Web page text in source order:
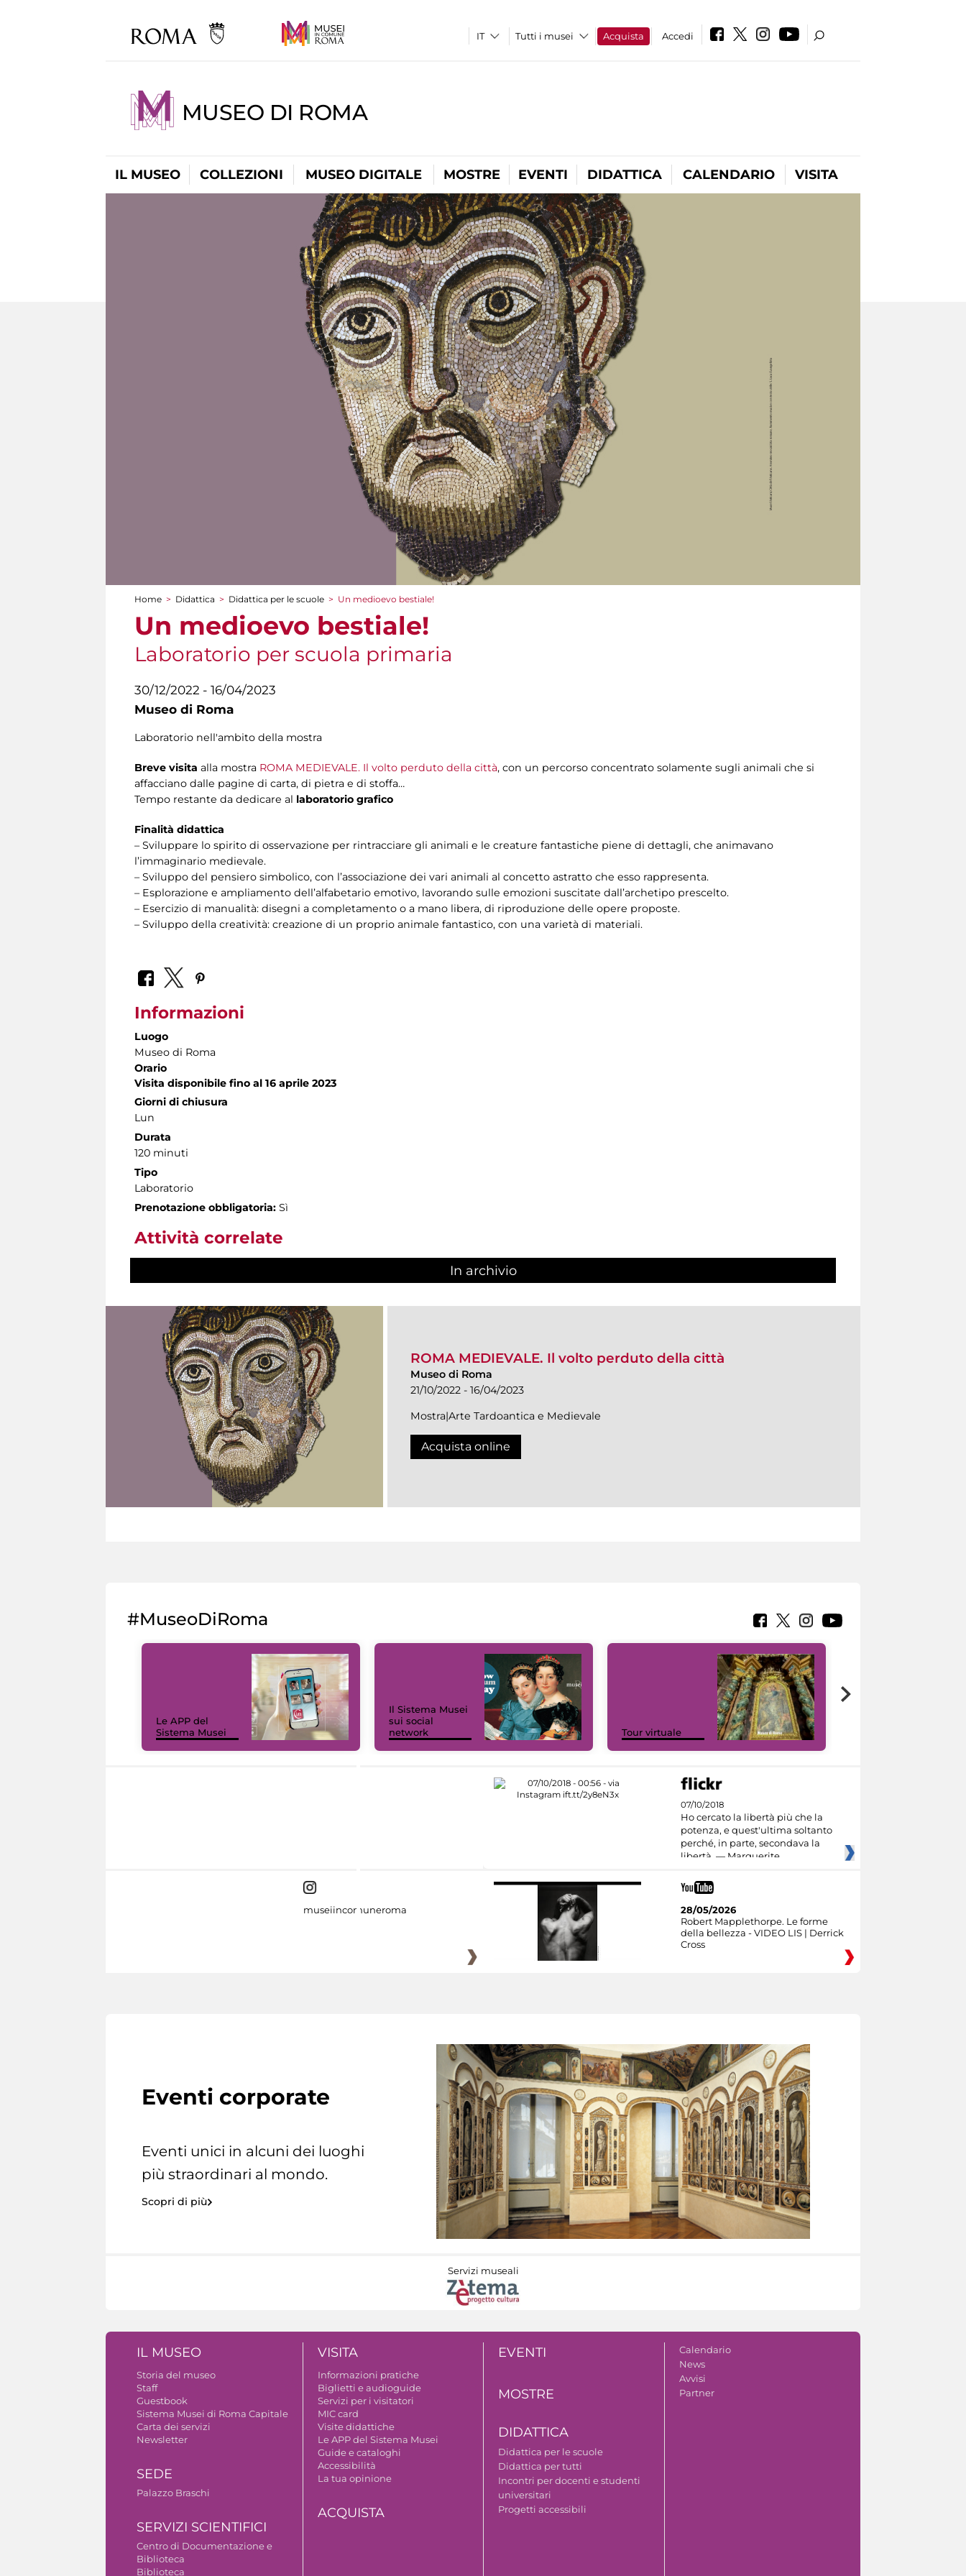
Tutti i musei Acquista Accedi
MUSEO DI ROMA
IL MUSEO COLLEZIONI MUSEO DIGITALE MOSTRE EVENTI DIDATTICA CALENDARIO VISITA
Tu sei qui
Home > Didattica > Didattica per le scuole > Un medioevo bestiale!
Un medioevo bestiale!
Laboratorio per scuola primaria
30/12/2022 - 16/04/2023
Museo di Roma
Laboratorio nell'ambito della mostra
Breve visita alla mostra ROMA MEDIEVALE. Il volto perduto della città, con un percorso concentrato solamente sugli animali che si
affacciano dalle pagine di carta, di pietra e di stoffa…
Tempo restante da dedicare al laboratorio grafico
Finalità didattica
– Sviluppare lo spirito di osservazione per rintracciare gli animali e le creature fantastiche piene di dettagli, che animavano
l’immaginario medievale.
– Sviluppo del pensiero simbolico, con l’associazione dei vari animali al concetto astratto che esso rappresenta.
– Esplorazione e ampliamento dell’alfabetario emotivo, lavorando sulle emozioni suscitate dall’archetipo prescelto.
– Esercizio di manualità: disegni a completamento o a mano libera, di riproduzione delle opere proposte.
– Sviluppo della creatività: creazione di un proprio animale fantastico, con una varietà di materiali.
Informazioni
Luogo
Museo di Roma
Orario
Visita disponibile fino al 16 aprile 2023
Giorni di chiusura
Lun
Durata
120 minuti
Tipo
Laboratorio
Prenotazione obbligatoria: Sì
Attività correlate
In archivio
ROMA MEDIEVALE. Il volto perduto della città
Museo di Roma
21/10/2022 - 16/04/2023
Mostra|Arte Tardoantica e Medievale
Acquista online
#MuseoDiRoma
Le APP del
Sistema Musei
Il Sistema Musei
sui social
network
Tour virtuale
07/10/2018
Ho cercato la libertà più che la
potenza, e quest'ultima soltanto
perché, in parte, secondava la
libertà. — Marguerite
museiincomuneroma
28/05/2026
Robert Mapplethorpe. Le forme
della bellezza - VIDEO LIS | Derrick
Cross
Eventi corporate
Eventi unici in alcuni dei luoghi
più straordinari al mondo.
Scopri di più
Servizi museali
IL MUSEO
Storia del museo
Staff
Guestbook
Sistema Musei di Roma Capitale
Carta dei servizi
Newsletter
SEDE
Palazzo Braschi
SERVIZI SCIENTIFICI
Centro di Documentazione e
Biblioteca
Biblioteca
VISITA
Informazioni pratiche
Biglietti e audioguide
Servizi per i visitatori
MIC card
Visite didattiche
Le APP del Sistema Musei
Guide e cataloghi
Accessibilità
La tua opinione
ACQUISTA
EVENTI
MOSTRE
DIDATTICA
Didattica per le scuole
Didattica per tutti
Incontri per docenti e studenti
universitari
Progetti accessibili
Calendario
News
Avvisi
Partner